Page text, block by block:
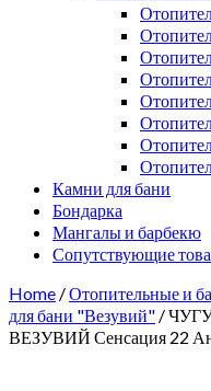
Камни для бани
Бондарка
Мангалы и барбекю
Сопутствующие
Home /Отопительные и
для бани "Везувий" /
ВЕЗУВИЙ Сенсация 22